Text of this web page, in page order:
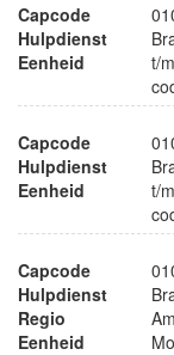
Capcode
Hulpdienst
Eenheid
t/
Capcode
Hulpdienst
Eenheid
t/
Capcode
Hulpdienst
Regio
Eenheid